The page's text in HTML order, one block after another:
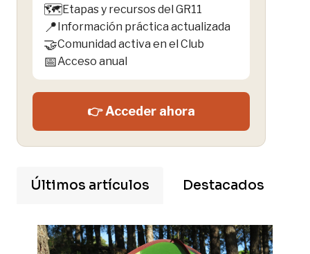
🗺️Etapas y recursos del GR11
📍Información práctica actualizada
🤝Comunidad activa en el Club
📅Acceso anual
👉 Acceder ahora
Últimos artículos Destacados